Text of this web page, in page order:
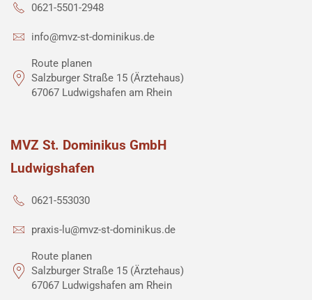
0621-5501-2948
info@mvz-st-dominikus.de
Route planen
Salzburger Straße 15 (Ärztehaus)
67067 Ludwigshafen am Rhein
MVZ St. Dominikus GmbH
Ludwigshafen
0621-553030
praxis-lu@mvz-st-dominikus.de
Route planen
Salzburger Straße 15 (Ärztehaus)
67067 Ludwigshafen am Rhein